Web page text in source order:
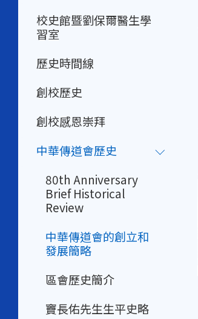
校史館暨劉保爾醫生學
習室
歷史時間線
創校歷史
創校感恩崇拜
中華傳道會歷史
80th Anniversary
Brief Historical
Review
中華傳道會的創立和
發展簡略
區會歷史簡介
竇長佑先生生平史略